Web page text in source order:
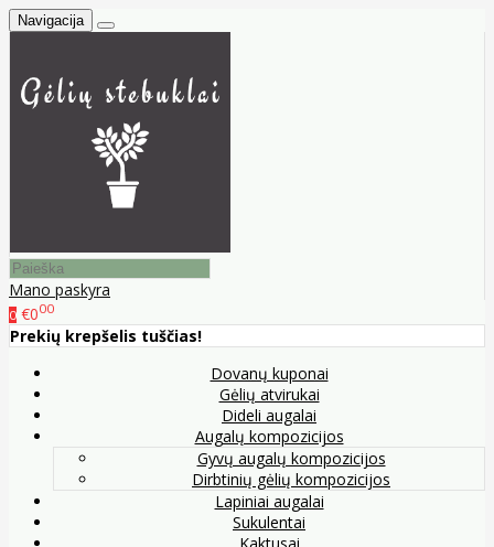
Navigacija
Mano paskyra
0 €000
Prekių krepšelis tuščias!
Dovanų kuponai
Gėlių atvirukai
Dideli augalai
Augalų kompozicijos
Gyvų augalų kompozicijos
Dirbtinių gėlių kompozicijos
Lapiniai augalai
Sukulentai
Kaktusai